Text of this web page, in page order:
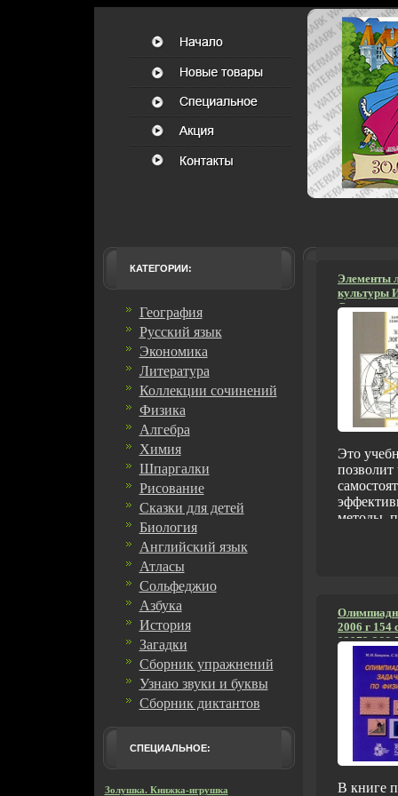
КАТЕГОРИИ:
География
Русский язык
Экономика
Литература
Коллекции сочинений
Физика
Алгебра
Химия
Шпаргалки
Рисование
Сказки для детей
Биология
Английский язык
Атласы
Сольфеджио
Азбука
История
Загадки
Сборник упражнений
Узнаю звуки и буквы
Сборник диктантов
СПЕЦИАЛЬНОЕ:
Золушка. Книжка-игрушка
Элементы
культуры
г Мягкая
ISBN 5-
5000 экз
Это
позволит
методы,
приемов
также
помощью
логики
Для
классов
широкого
2006 г 154
93972-
В книге